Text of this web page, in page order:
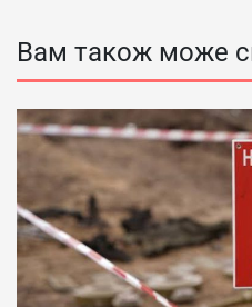
Вам також може